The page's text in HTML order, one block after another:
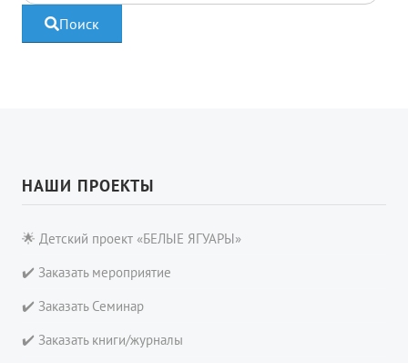
Поиск
НАШИ ПРОЕКТЫ
🌟 Детский проект «БЕЛЫЕ ЯГУАРЫ»
✔️ Заказать мероприятие
✔️ Заказать Семинар
✔️ Заказать книги/журналы